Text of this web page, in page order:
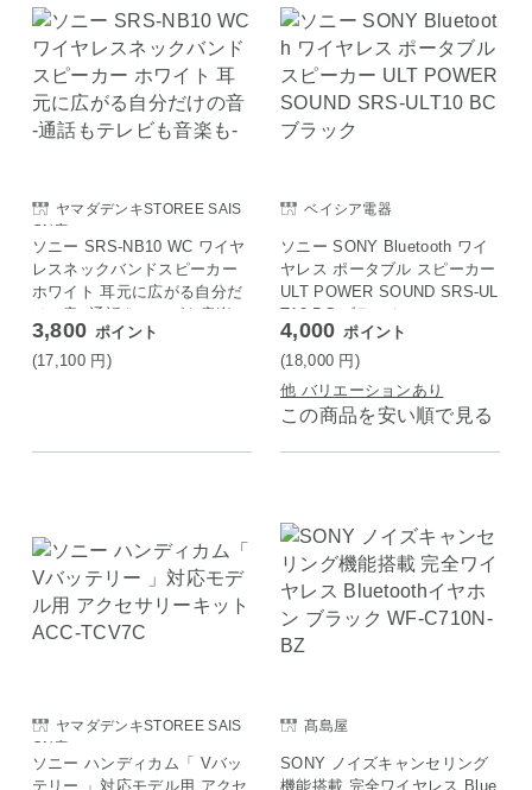
ヤマダデンキSTOREE SAIS
ON店
ソニー SRS-NB10 WC ワイヤ
レスネックバンドスピーカー
ホワイト 耳元に広がる自分だ
けの音 -通話もテレビも音楽
も-
3,800 ポイント
(17,100 円)
ベイシア電器
ソニー SONY Bluetooth ワイ
ヤレス ポータブル スピーカー
ULT POWER SOUND SRS-UL
T10 BC ブラック
4,000 ポイント
(18,000 円)
他 バリエーションあり
この商品を安い順で見る
ヤマダデンキSTOREE SAIS
ON店
ソニー ハンディカム「 Vバッ
テリー 」対応モデル用 アクセ
髙島屋
SONY ノイズキャンセリング
機能搭載 完全ワイヤレス Blue